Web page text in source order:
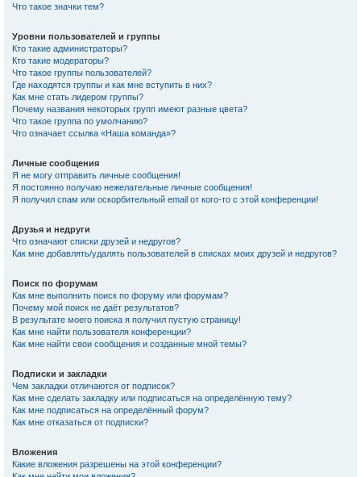
Что такое значки тем?
Уровни пользователей и группы
Кто такие администраторы?
Кто такие модераторы?
Что такое группы пользователей?
Где находятся группы и как мне вступить в них?
Как мне стать лидером группы?
Почему названия некоторых групп имеют разные цвета?
Что такое группа по умолчанию?
Что означает ссылка «Наша команда»?
Личные сообщения
Я не могу отправить личные сообщения!
Я постоянно получаю нежелательные личные сообщения!
Я получил спам или оскорбительный email от кого-то с этой конференции!
Друзья и недруги
Что означают списки друзей и недругов?
Как мне добавлять/удалять пользователей в списках моих друзей и недругов?
Поиск по форумам
Как мне выполнить поиск по форуму или форумам?
Почему мой поиск не даёт результатов?
В результате моего поиска я получил пустую страницу!
Как мне найти пользователя конференции?
Как мне найти свои сообщения и созданные мной темы?
Подписки и закладки
Чем закладки отличаются от подписок?
Как мне сделать закладку или подписаться на определённую тему?
Как мне подписаться на определённый форум?
Как мне отказаться от подписки?
Вложения
Какие вложения разрешены на этой конференции?